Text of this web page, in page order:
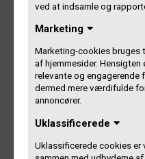
ved at indsamle og
Marketing
Marketing-cookies
af hjemmesider. Hensigten
relevante og engagerende
dermed mere værdifulde
annoncører.
Uklassificerede
Uklassificerede cookies
Alt sammen foregår over
og 20. november fra klokken
Læs mere og se hele
Følg Podcast Festival på
Producerer du
Laver du selv podcasts og